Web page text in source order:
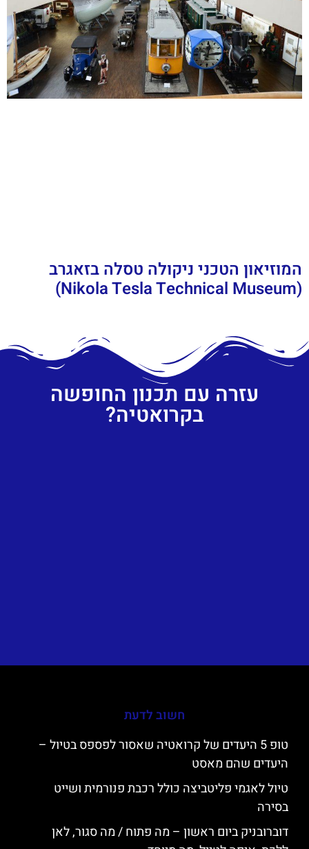
המוזיאון הטכני ניקולה טסלה בזאגרב
(Nikola Tesla Technical Museum)
עזרה עם תכנון החופשה
בקרואטיה?
חשוב לדעת
טופ 5 היעדים של קרואטיה שאסור לפספס בטיול –
היעדים שהם מאסט
טיול לאגמי פליטביצה כולל רכבת פנורמית ושייט
בסירה
דוברובניק ביום ראשון – מה פתוח / מה סגור, לאן